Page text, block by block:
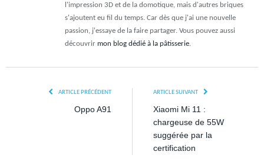
l'impression 3D et de la domotique, mais d'autres briques
s'ajoutent eu fil du temps. Car dès que j'ai une nouvelle
passion, j'essaye de la faire partager. Vous pouvez aussi
découvrir mon blog dédié à la pâtisserie.
ARTICLE PRÉCÉDENT
Oppo A91
ARTICLE SUIVANT
Xiaomi Mi 11 :
chargeuse de 55W
suggérée par la
certification